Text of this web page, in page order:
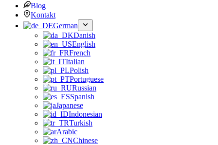
Blog
Kontakt
German
Danish
English
French
Italian
Polish
Portuguese
Russian
Spanish
Japanese
Indonesian
Turkish
Arabic
Chinese